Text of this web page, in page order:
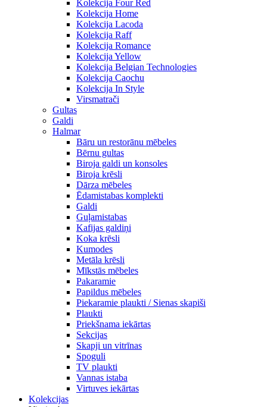
Kolekcija Four Red
Kolekcija Home
Kolekcija Lacoda
Kolekcija Raff
Kolekcija Romance
Kolekcija Yellow
Kolekcija Belgian Technologies
Kolekcija Caochu
Kolekcija In Style
Virsmatrači
Gultas
Galdi
Halmar
Bāru un restorānu mēbeles
Bērnu gultas
Biroja galdi un konsoles
Biroja krēsli
Dārza mēbeles
Ēdamistabas komplekti
Galdi
Guļamistabas
Kafijas galdiņi
Koka krēsli
Kumodes
Metāla krēsli
Mīkstās mēbeles
Pakaramie
Papildus mēbeles
Piekaramie plaukti / Sienas skapiši
Plaukti
Priekšnama iekārtas
Sekcijas
Skapji un vitrīnas
Spoguli
TV plaukti
Vannas istaba
Virtuves iekārtas
Kolekcijas